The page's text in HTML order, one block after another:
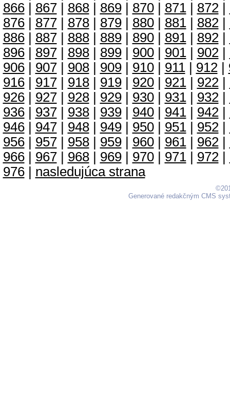
866| 867| 868| 869| 870| 871| 872|
876| 877| 878| 879| 880| 881| 882|
886| 887| 888| 889| 890| 891| 892|
896| 897| 898| 899| 900| 901| 902|
906| 907| 908| 909| 910| 911| 912|
916| 917| 918| 919| 920| 921| 922|
926| 927| 928| 929| 930| 931| 932|
936| 937| 938| 939| 940| 941| 942|
946| 947| 948| 949| 950| 951| 952|
956| 957| 958| 959| 960| 961| 962|
966| 967| 968| 969| 970| 971| 972|
976| nasledujúca strana
Generované redakčným CMS